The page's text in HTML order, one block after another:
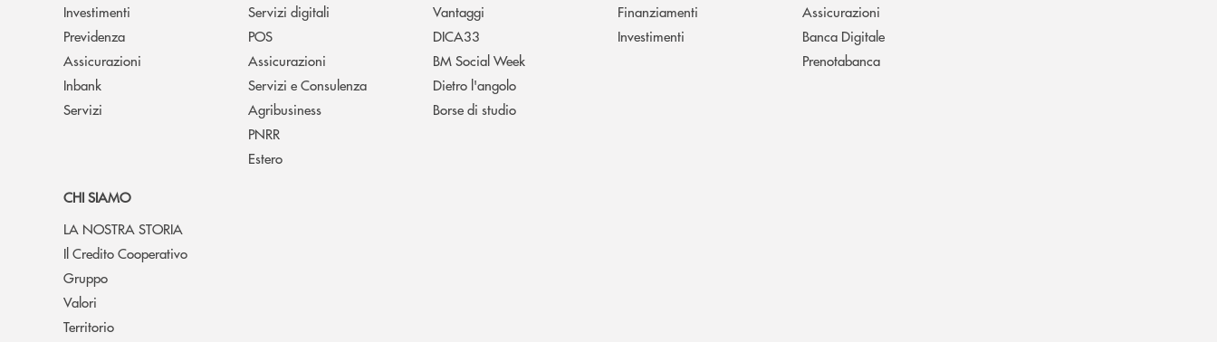
Investimenti
Previdenza
Assicurazioni
Inbank
Servizi
Servizi digitali
POS
Assicurazioni
Servizi e Consulenza
Agribusiness
PNRR
Estero
Vantaggi
DICA33
BM Social Week
Dietro l'angolo
Borse di studio
Finanziamenti
Investimenti
Assicurazioni
Banca Digitale
Prenotabanca
CHI SIAMO
LA NOSTRA STORIA
Il Credito Cooperativo
Gruppo
Valori
Territorio